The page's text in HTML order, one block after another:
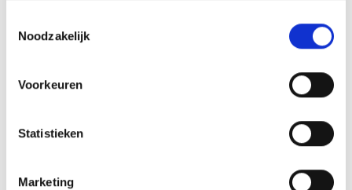
Noodzakelijk
Voorkeuren
Statistieken
Marketing
KNVB niemand buitenspel.